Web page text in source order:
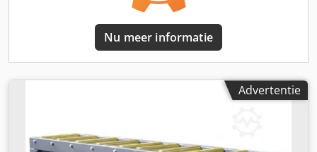
Nu meer informatie
Advertentie